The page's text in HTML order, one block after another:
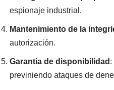
espionaje industrial.
Mantenimiento de la
autorización.
Garantía de disponibilidad :
previniendo ataques de